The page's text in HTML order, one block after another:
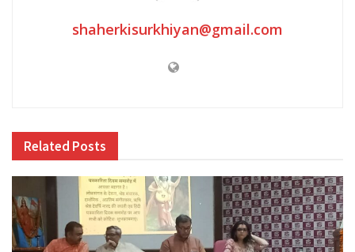
shaherkisurkhiyan@gmail.com
Related Posts